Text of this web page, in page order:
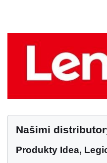
Našimi
Produkty Idea,